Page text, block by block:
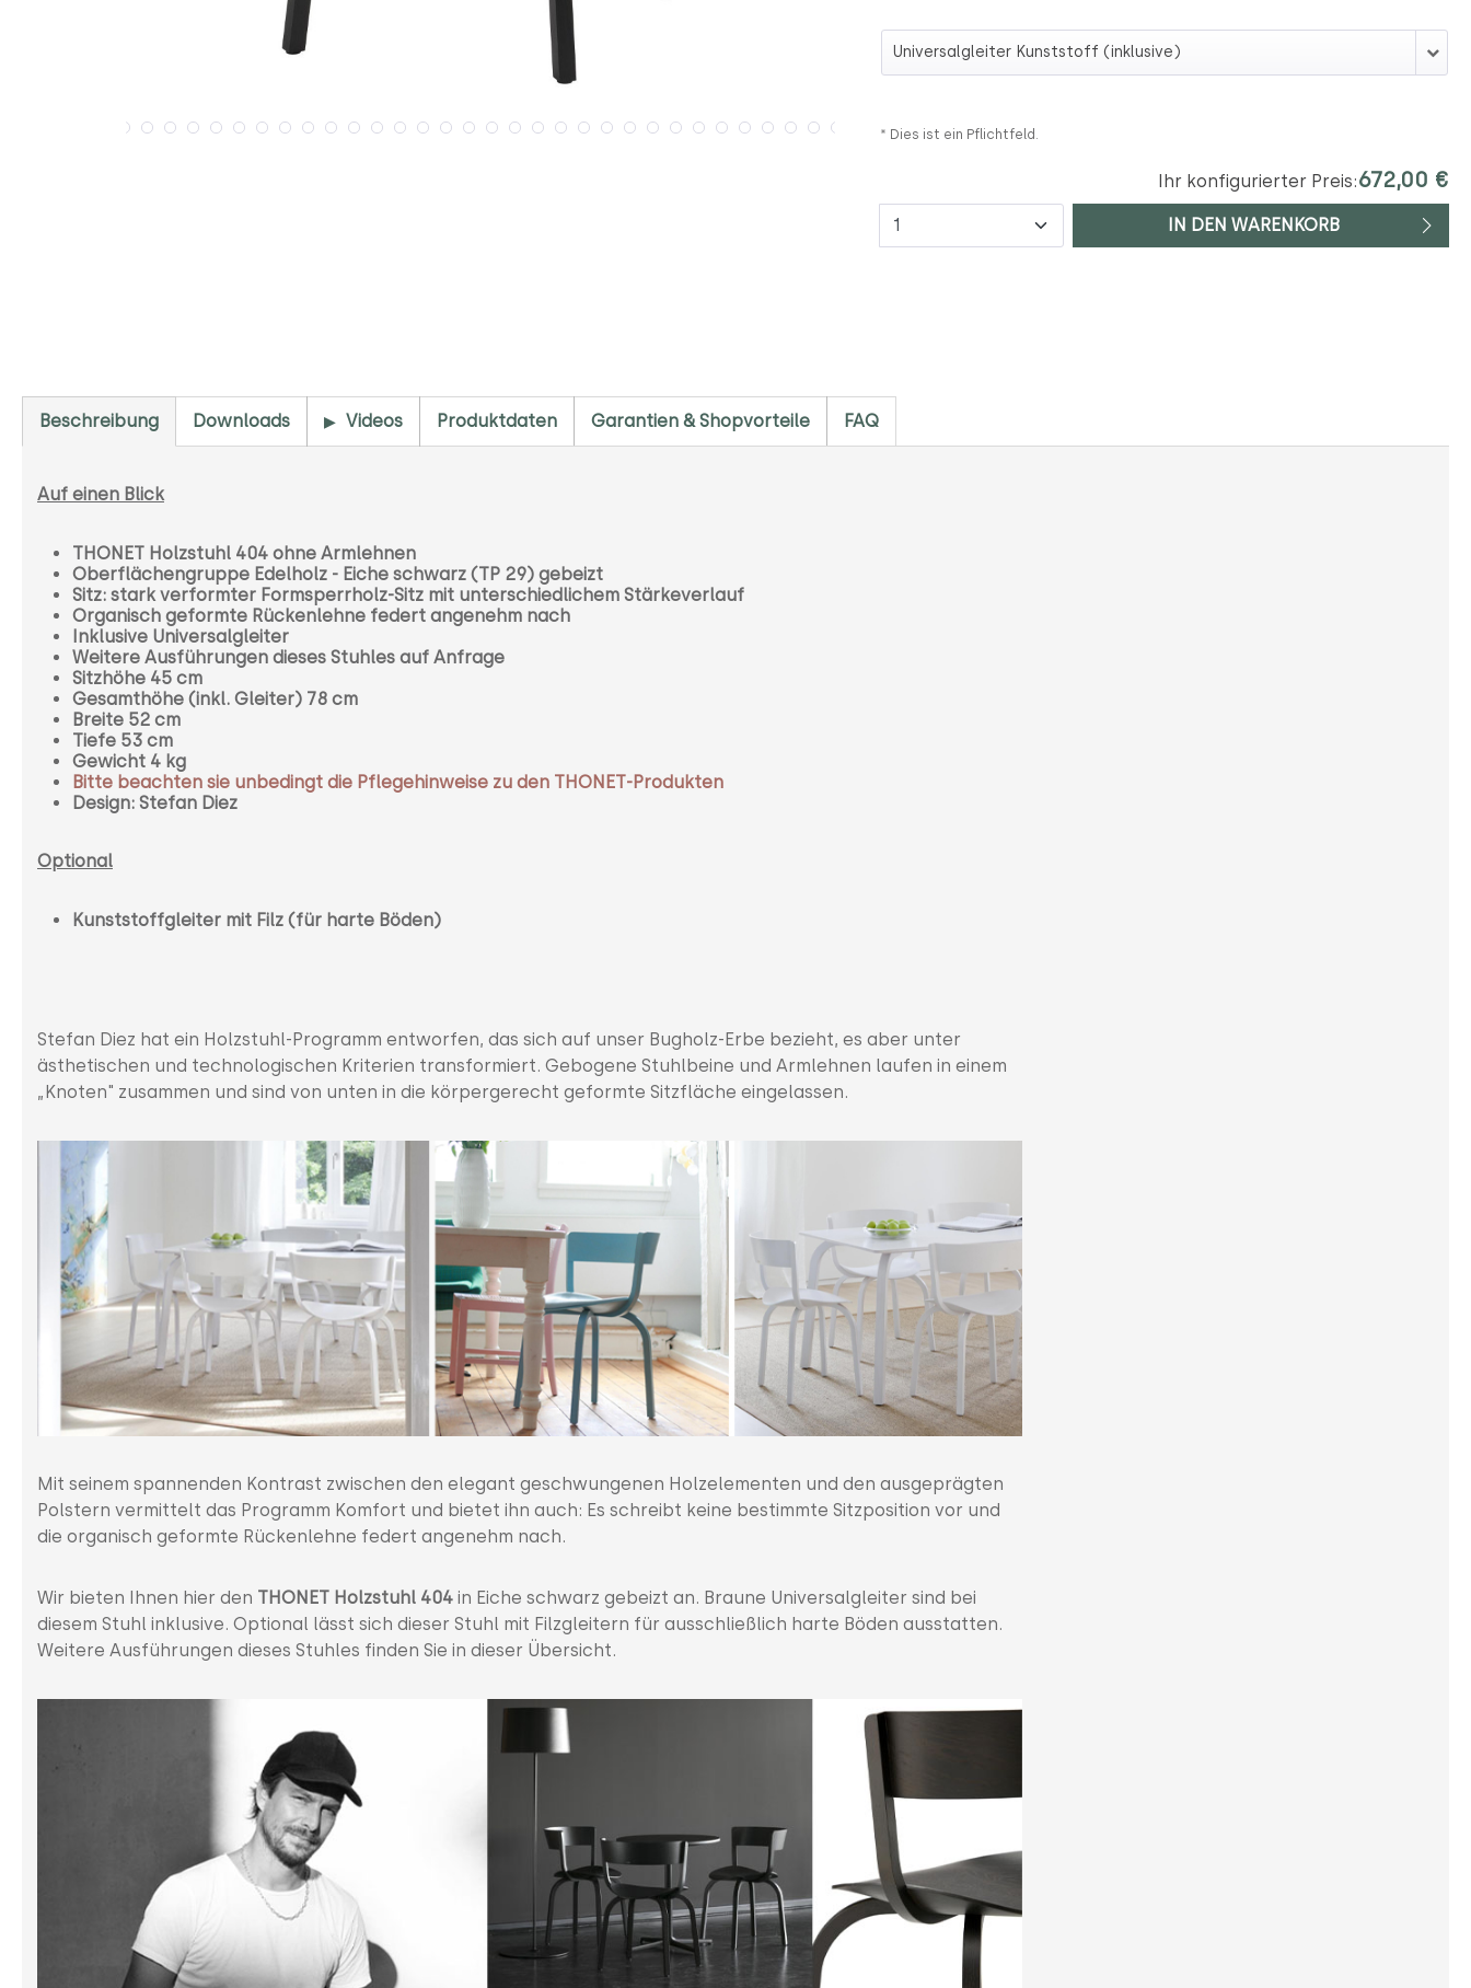
Gleiter (+2 cm)
* Dies ist ein Pflichtfeld.
Ihr konfigurierter Preis:672,00 €
Anzahl IN DEN WARENKORB
Beschreibung Downloads Videos Produktdaten Garantien & Shopvorteile FAQ
Auf einen Blick
THONET Holzstuhl 404 ohne Armlehnen
Oberflächengruppe Edelholz - Eiche schwarz (TP 29) gebeizt
Sitz: stark verformter Formsperrholz-Sitz mit unterschiedlichem Stärkeverlauf
Organisch geformte Rückenlehne federt angenehm nach
Inklusive Universalgleiter
Weitere Ausführungen dieses Stuhles auf Anfrage
Sitzhöhe 45 cm
Gesamthöhe (inkl. Gleiter) 78 cm
Breite 52 cm
Tiefe 53 cm
Gewicht 4 kg
Bitte beachten sie unbedingt die Pflegehinweise zu den THONET-Produkten
Design: Stefan Diez
Optional
Kunststoffgleiter mit Filz (für harte Böden)
Stefan Diez hat ein Holzstuhl-Programm entworfen, das sich auf unser Bugholz-Erbe bezieht, es aber unter
ästhetischen und technologischen Kriterien transformiert. Gebogene Stuhlbeine und Armlehnen laufen in einem
„Knoten" zusammen und sind von unten in die körpergerecht geformte Sitzfläche eingelassen.
Mit seinem spannenden Kontrast zwischen den elegant geschwungenen Holzelementen und den ausgeprägten
Polstern vermittelt das Programm Komfort und bietet ihn auch: Es schreibt keine bestimmte Sitzposition vor und
die organisch geformte Rückenlehne federt angenehm nach.
Wir bieten Ihnen hier den THONET Holzstuhl 404 in Eiche schwarz gebeizt an. Braune Universalgleiter sind bei
diesem Stuhl inklusive. Optional lässt sich dieser Stuhl mit Filzgleitern für ausschließlich harte Böden ausstatten.
Weitere Ausführungen dieses Stuhles finden Sie in dieser Übersicht.